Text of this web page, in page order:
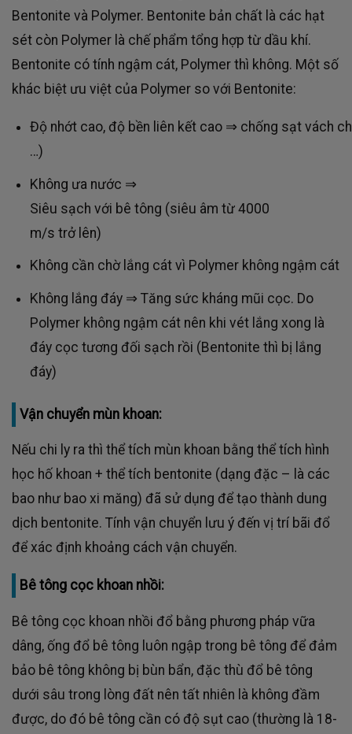
Bentonite và Polymer. Bentonite bản chất là các hạt
sét còn Polymer là chế phẩm tổng hợp từ dầu khí.
Bentonite có tính ngậm cát, Polymer thì không. Một số
khác biệt ưu việt của Polymer so với Bentonite:
Độ nhớt cao, độ bền liên kết cao ⇒ chống sạt vách
…)
Không ưa nước ⇒
Siêu sạch với bê tông (siêu âm từ 4000
m/s trở lên)
Không cần chờ lắng cát vì Polymer không ngậm cát
Không lắng đáy ⇒ Tăng sức kháng mũi cọc. Do
Polymer không ngậm cát nên khi vét lắng xong là
đáy cọc tương đối sạch rồi (Bentonite thì bị lắng
đáy)
Vận chuyển mùn khoan:
Nếu chi ly ra thì thể tích mùn khoan bằng thể tích hình
học hố khoan + thể tích bentonite (dạng đặc – là các
bao như bao xi măng) đã sử dụng để tạo thành dung
dịch bentonite. Tính vận chuyển lưu ý đến vị trí bãi đổ
để xác định khoảng cách vận chuyển.
Bê tông cọc khoan nhồi:
Bê tông cọc khoan nhồi đổ bằng phương pháp vữa
dâng, ống đổ bê tông luôn ngập trong bê tông để đảm
bảo bê tông không bị bùn bẩn, đặc thù đổ bê tông
dưới sâu trong lòng đất nên tất nhiên là không đầm
được, do đó bê tông cần có độ sụt cao (thường là 18-